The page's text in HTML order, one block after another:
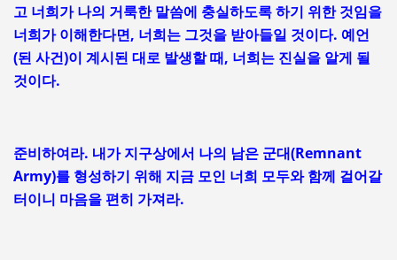
고 너희가 나의 거룩한 말씀에 충실하도록 하기 위한 것임을
너희가 이해한다면, 너희는 그것을 받아들일 것이다. 예언
(된 사건)이 계시된 대로 발생할 때, 너희는 진실을 알게 될
것이다.
준비하여라. 내가 지구상에서 나의 남은 군대(Remnant
Army)를 형성하기 위해 지금 모인 너희 모두와 함께 걸어갈
터이니 마음을 편히 가져라.